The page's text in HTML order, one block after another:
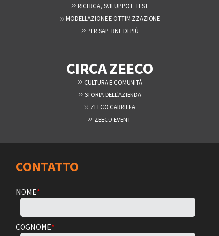
RICERCA, SVILUPPO E TEST
MODELLAZIONE E OTTIMIZZAZIONE
PER SAPERNE DI PIÙ
CIRCA ZEECO
CULTURA E COMUNITÀ
STORIA DELL'AZIENDA
ZEECO CARRIERA
ZEECO EVENTI
CONTATTO
NOME*
COGNOME*